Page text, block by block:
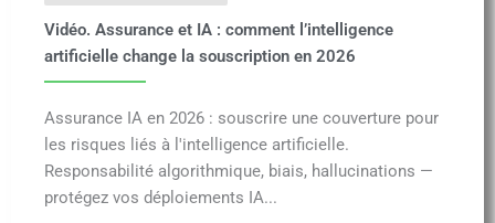
Vidéo. Assurance et IA : comment l’intelligence
artificielle change la souscription en 2026
Assurance IA en 2026 : souscrire une couverture pour
les risques liés à l'intelligence artificielle.
Responsabilité algorithmique, biais, hallucinations —
protégez vos déploiements IA...